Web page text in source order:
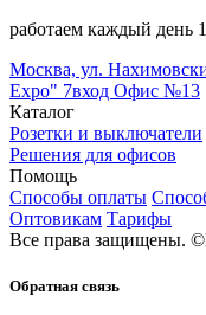
работаем каждый день
Москва, ул.
Expo" 7вход Офис №13
Каталог
Розетки и выключатели
Решения для офисов
Помощь
Способы оплаты
Оптовикам Тарифы
Все права защищены. ©
Обратная связь